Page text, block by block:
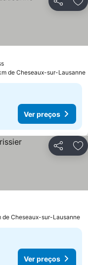
Partilhar
de Cheseaux-sur-Lausanne
Ver preços
Partilhar
de Cheseaux-sur-Lausanne
Ver preços